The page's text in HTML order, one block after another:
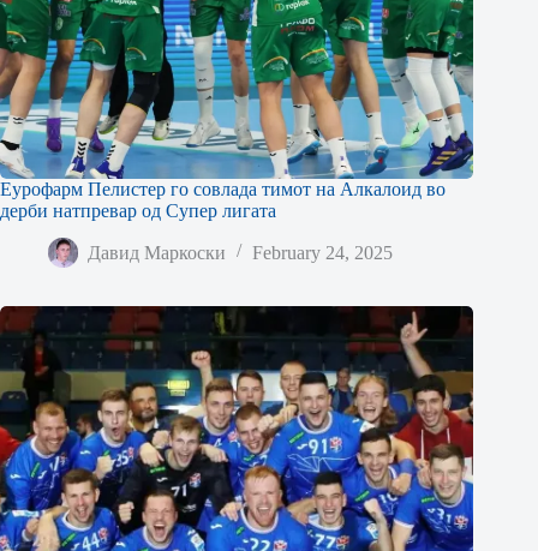
Еурофарм Пелистер го совлада тимот на Алкалоид во
дерби натпревар од Супер лигата
Давид Маркоски February 24, 2025